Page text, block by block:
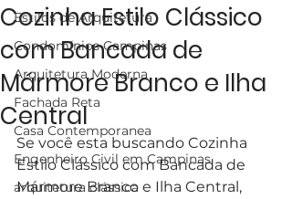
Estilos de Arquitetura
Condomínios Campinas
Arquitetura Moderna
Fachada Reta
Casa Contemporanea
Engenheiro Civil em Campinas
arquitetura clássica
Cozinha Estilo Clássico
com Bancada de
Mármore Branco e Ilha
Central
Se você esta buscando Cozinha
Estilo Clássico com Bancada de
Mármore Branco e Ilha Central,